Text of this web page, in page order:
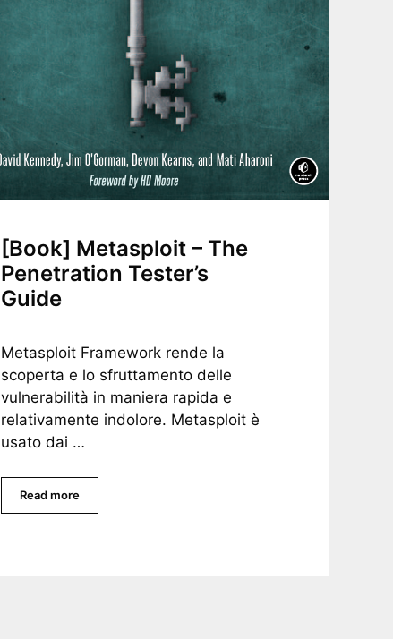
[Book] Metasploit – The
Penetration Tester’s
Guide
Metasploit Framework rende la
scoperta e lo sfruttamento delle
vulnerabilità in maniera rapida e
relativamente indolore. Metasploit è
usato dai …
Read more